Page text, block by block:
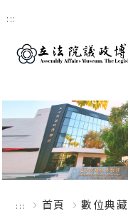
跳到主要內容區塊
:::
::: 首頁 數位典藏